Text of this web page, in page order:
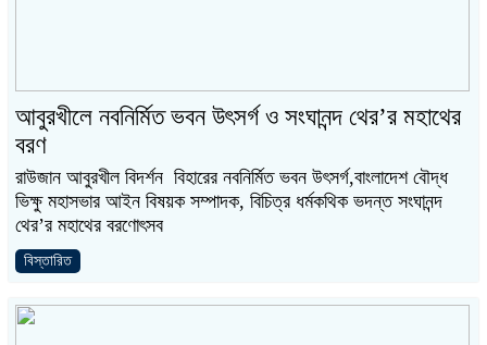
আবুরখীলে নবনির্মিত ভবন উৎসর্গ ও সংঘানন্দ থের’র মহাথের
বরণ
রাউজান আবুরখীল বিদর্শন বিহারের নবনির্মিত ভবন উৎসর্গ,বাংলাদেশ বৌদ্ধ
ভিক্ষু মহাসভার আইন বিষয়ক সম্পাদক, বিচিত্র ধর্মকথিক ভদন্ত সংঘানন্দ
থের’র মহাথের বরণোৎসব
বিস্তারিত